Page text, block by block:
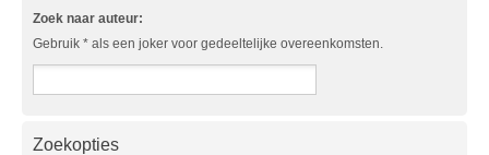
Zoek naar auteur:
Gebruik * als een joker voor gedeeltelijke overeenkomsten.
Zoekopties